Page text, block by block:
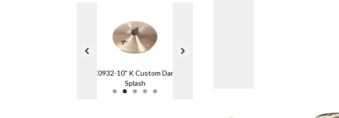
K0932-10" K Custom Dark
Splash